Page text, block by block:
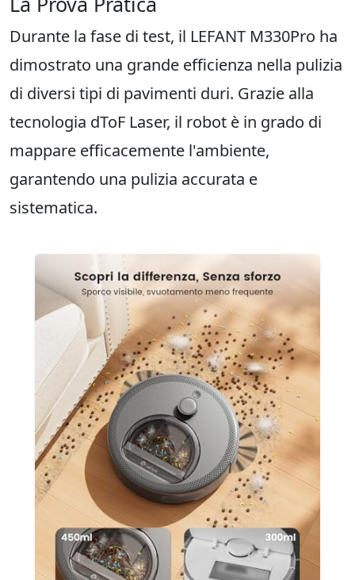
Durante la fase di test, il LEFANT M330Pro ha
dimostrato una grande efficienza nella pulizia
di diversi tipi di pavimenti duri. Grazie alla
tecnologia dToF Laser, il robot è in grado di
mappare efficacemente l'ambiente,
garantendo una pulizia accurata e
sistematica.